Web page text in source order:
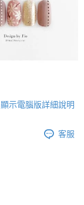
顯示電腦版詳細說明
客服